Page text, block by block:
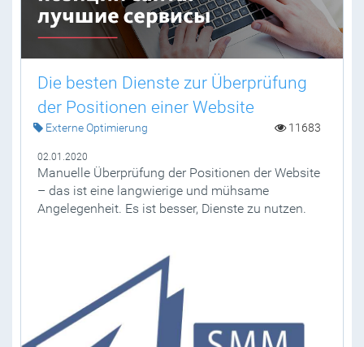
Die besten Dienste zur Überprüfung
der Positionen einer Website
Externe Optimierung 11683
02.01.2020
Manuelle Überprüfung der Positionen der Website
– das ist eine langwierige und mühsame
Angelegenheit. Es ist besser, Dienste zu nutzen.